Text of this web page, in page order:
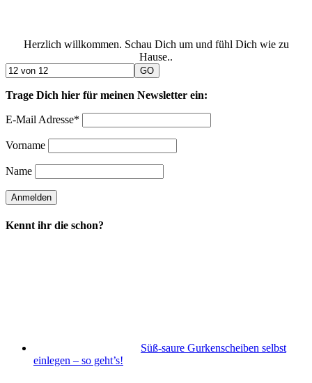
Herzlich willkommen. Schau Dich um und fühl Dich wie zu
Hause..
Trage Dich hier für meinen Newsletter ein:
E-Mail Adresse*
Vorname
Name
Kennt ihr die schon?
Süß-saure Gurkenscheiben selbst
einlegen – so geht’s!